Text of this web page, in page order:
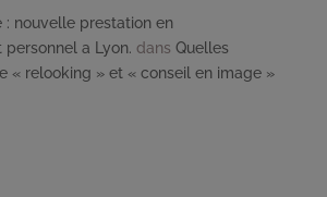
: nouvelle prestation en
a Lyon. dans Quelles
« relooking » et « conseil en image »